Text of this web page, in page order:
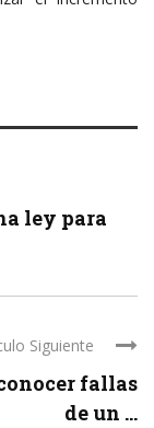
ley para
Siguiente
fallas
de un ...